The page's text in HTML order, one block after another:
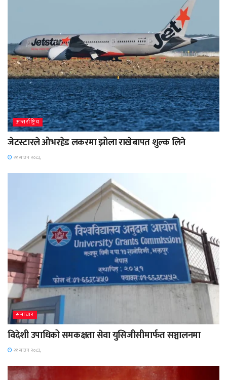
अन्तर्राष्ट्रिय
जेटस्टारले ओभरहेड लकरमा झोला राखेबापत शुल्क लिने
२१ साउन २०८३,
समाचार
विदेशी उपाधिको समकक्षता सेवा युसिजीसीमार्फत सञ्चालनमा
२१ साउन २०८३,